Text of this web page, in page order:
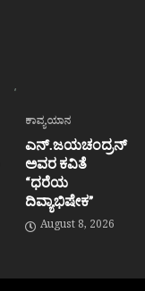
ಕಾವ್ಯಯಾನ
ಎನ್.ಜಯಚಂದ್ರನ್
ಅವರ ಕವಿತೆ
“ಧರೆಯ
ದಿವ್ಯಾಭಿಷೇಕ”
August 8, 2026